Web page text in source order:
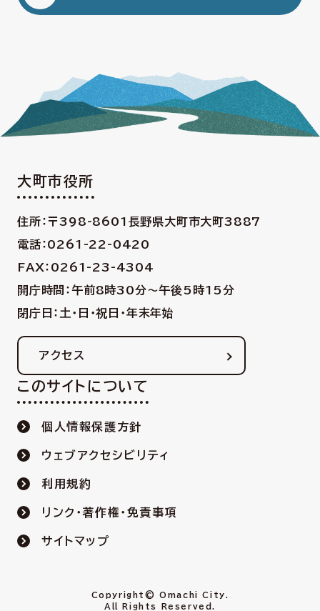
大町市役所
住所：〒398-8601 長野県大町市大町3887
電話：0261-22-0420
FAX：0261-23-4304
開庁時間：午前8時30分〜午後5時15分
閉庁日：土・日・祝日・年末年始
アクセス
このサイトについて
個人情報保護方針
ウェブアクセシビリティ
利用規約
リンク・著作権・免責事項
サイトマップ
Copyright© Omachi City.
All Rights Reserved.